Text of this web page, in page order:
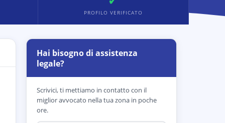
PROFILO VERIFICATO
Hai bisogno di assistenza
legale?
Scrivici, ti mettiamo in contatto con il
miglior avvocato nella tua zona in poche
ore.